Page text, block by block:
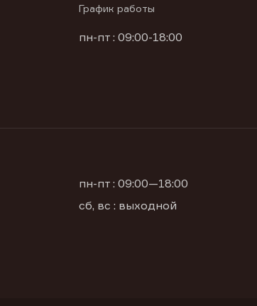
График работы
пн-пт : 09:00-18:00
пн-пт : 09:00—18:00
сб, вс : выходной